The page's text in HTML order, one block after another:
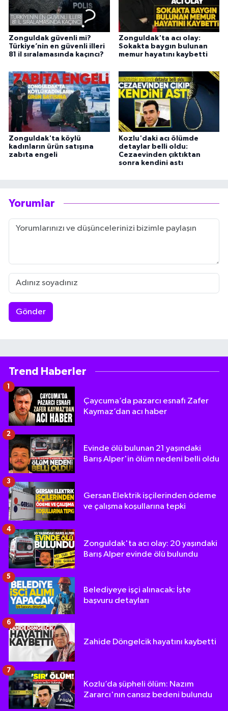
Zonguldak güvenli mi?
Türkiye’nin en güvenli illeri
81 il sıralamasında kaçıncı?
Zonguldak'ta acı olay:
Sokakta baygın bulunan
memur hayatını kaybetti
Zonguldak'ta köylü
kadınların ürün satışına
zabıta engeli
Kozlu'daki acı ölümde
detaylar belli oldu:
Cezaevinden çıktıktan
sonra kendini astı
Yorumlar
Gönder
Trend Haberler
Çaycuma’da pazarcı esnafı Zafer
Kaymaz’dan acı haber
1
Evinde ölü bulunan 21 yaşındaki
Barış Alper'in ölüm nedeni belli oldu
2
Gersan Elektrik işçilerinden ödeme
ve çalışma koşullarına tepki
3
Zonguldak'ta acı olay: 20 yaşındaki
Barış Alper evinde ölü bulundu
4
Belediyeye işçi alınacak: İşte
başvuru detayları
5
Zahide Döngelcik hayatını kaybetti
6
Kozlu’da şüpheli ölüm: Nazım
Zararcı'nın cansız bedeni bulundu
7